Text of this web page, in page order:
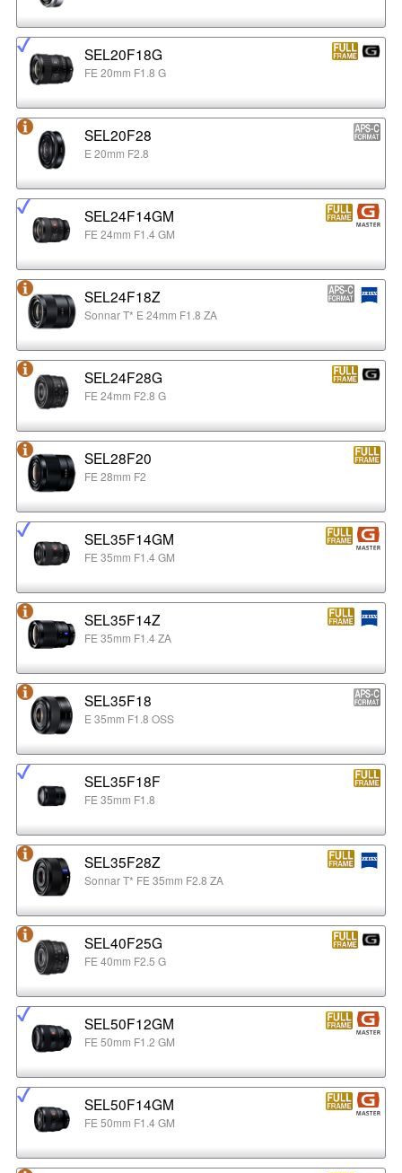
SEL20F18G
FE 20mm F1.8 G
SEL20F28
E 20mm F2.8
SEL24F14GM
FE 24mm F1.4 GM
SEL24F18Z
Sonnar T* E 24mm F1.8 ZA
SEL24F28G
FE 24mm F2.8 G
SEL28F20
FE 28mm F2
SEL35F14GM
FE 35mm F1.4 GM
SEL35F14Z
FE 35mm F1.4 ZA
SEL35F18
E 35mm F1.8 OSS
SEL35F18F
FE 35mm F1.8
SEL35F28Z
Sonnar T* FE 35mm F2.8 ZA
SEL40F25G
FE 40mm F2.5 G
SEL50F12GM
FE 50mm F1.2 GM
SEL50F14GM
FE 50mm F1.4 GM